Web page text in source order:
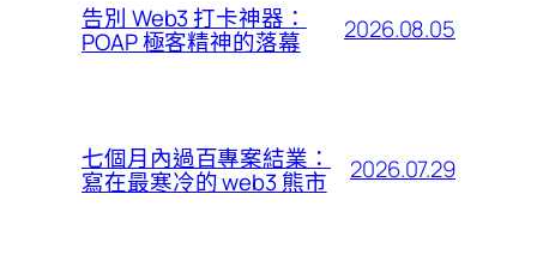
告別 Web3 打卡神器：
POAP 極客精神的落幕 2026.08.05
七個月內過百專案結業：
寫在最寒冷的 web3 熊市 2026.07.29